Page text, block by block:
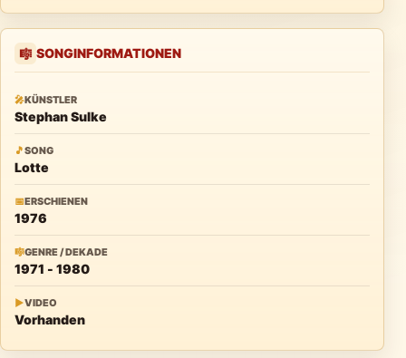
🎼 SONGINFORMATIONEN
🎤KÜNSTLER
Stephan Sulke
🎵SONG
Lotte
📅ERSCHIENEN
1976
🎼GENRE / DEKADE
1971 - 1980
▶VIDEO
Vorhanden